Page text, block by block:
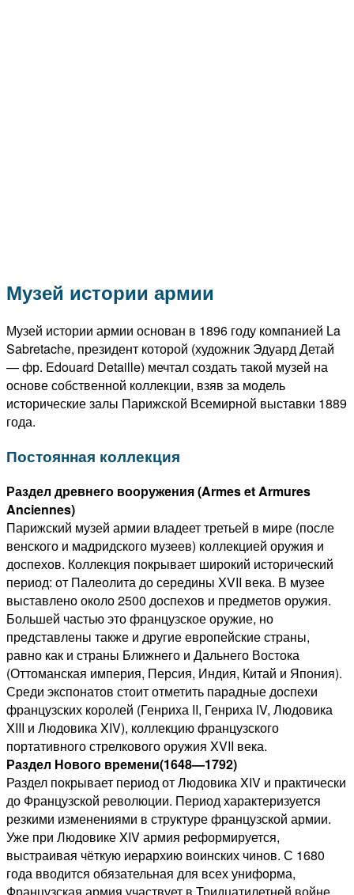
Музей истории армии
Музей истории армии основан в 1896 году компанией La
Sabretache, президент которой (художник Эдуард Детай
— фр. Edouard Detaille) мечтал создать такой музей на
основе собственной коллекции, взяв за модель
исторические залы Парижской Всемирной выставки 1889
года.
Постоянная коллекция
Раздел древнего вооружения (Armes et Armures
Anciennes)
Парижский музей армии владеет третьей в мире (после
венского и мадридского музеев) коллекцией оружия и
доспехов. Коллекция покрывает широкий исторический
период: от Палеолита до середины XVII века. В музее
выставлено около 2500 доспехов и предметов оружия.
Большей частью это французское оружие, но
представлены также и другие европейские страны,
равно как и страны Ближнего и Дальнего Востока
(Оттоманская империя, Персия, Индия, Китай и Япония).
Среди экспонатов стоит отметить парадные доспехи
французских королей (Генриха II, Генриха IV, Людовика
XIII и Людовика XIV), коллекцию французского
портативного стрелкового оружия XVII века.
Раздел Нового времени(1648—1792)
Раздел покрывает период от Людовика XIV и практически
до Французской революции. Период характеризуется
резкими изменениями в структуре французской армии.
Уже при Людовике XIV армия реформируется,
выстраивая чёткую иерархию воинских чинов. С 1680
года вводится обязательная для всех униформа,
Французская армия участвует в Тридцатилетней войне.